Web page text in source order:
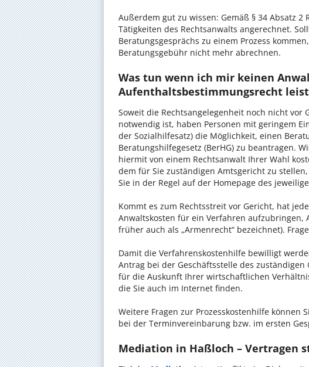
Außerdem gut zu wissen: Gemäß § 34 Absatz
Tätigkeiten des Rechtsanwalts angerechnet.
Beratungsgesprächs zu einem Prozess
Beratungsgebühr nicht mehr abrechnen.
Was tun wenn ich mir keinen
Aufenthaltsbestimmungsrecht
Soweit die Rechtsangelegenheit noch nicht vor
notwendig ist, haben Personen mit geringem
der Sozialhilfesatz) die Möglichkeit, einen
Beratungshilfegesetz (BerHG) zu beantragen.
hiermit von einem Rechtsanwalt Ihrer Wahl
dem für Sie zuständigen Amtsgericht zu
Sie in der Regel auf der Homepage des
Kommt es zum Rechtsstreit vor Gericht, hat
Anwaltskosten für ein Verfahren aufzubringen,
früher auch als „Armenrecht“ bezeichnet).
Damit die Verfahrenskostenhilfe bewilligt
Antrag bei der Geschäftsstelle des
für die Auskunft Ihrer wirtschaftlichen
die Sie auch im Internet finden.
Weitere Fragen zur Prozesskostenhilfe können
bei der Terminvereinbarung bzw. im ersten
Mediation in Haßloch – Vertragen